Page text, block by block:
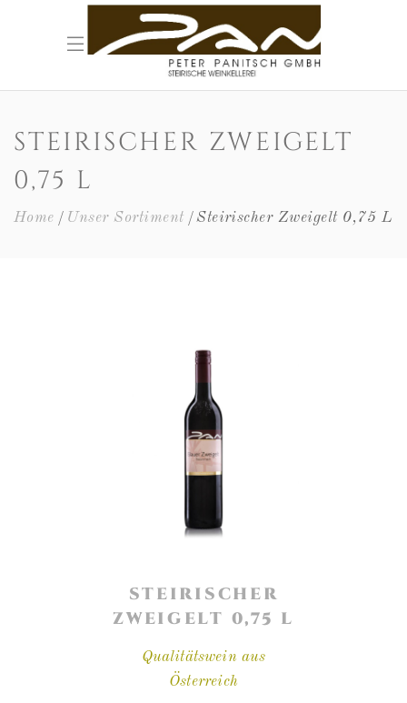
STEIRISCHER ZWEIGELT
0,75 L
Home Unser Sortiment Steirischer Zweigelt 0,75 L
STEIRISCHER
ZWEIGELT 0,75 L
Qualitätswein aus
Österreich